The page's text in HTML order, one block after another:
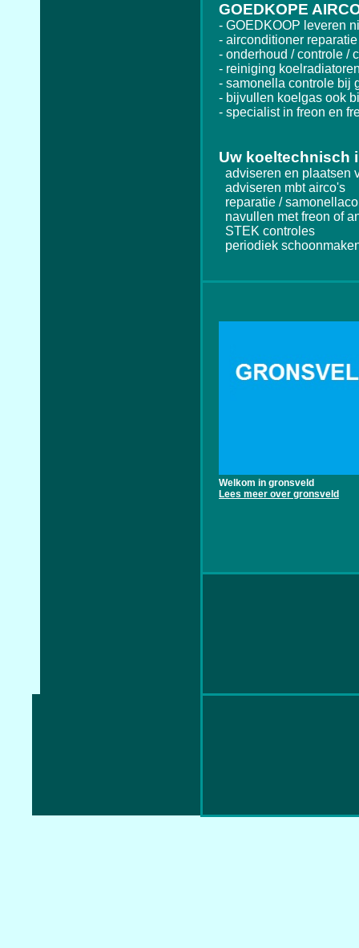
GOEDKOPE
- GOEDKOOP leveren
- airconditioner
- onderhoud / controle /
- reiniging
- samonella controle bij
- bijvullen koelgas ook
- specialist in freon en
Uw koeltechnisch
adviseren en plaatsen
adviseren mbt airco's
reparatie /
navullen met freon of
STEK controles
periodiek
Welkom in gronsveld
Lees meer over gronsveld